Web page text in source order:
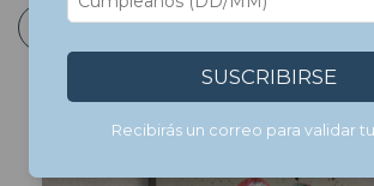
Filtrar
SUSCRIBIRSE
Recibirás un correo para validar